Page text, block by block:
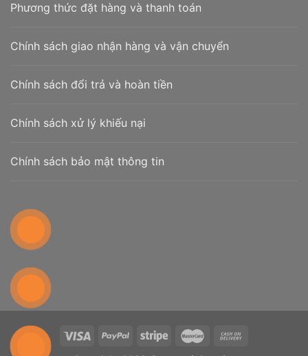
Phương thức đặt hàng và thanh toán
Chính sách giao nhận hàng và vận chuyển
Chính sách đổi trả và hoàn tiền
Chính sách xử lý khiếu nại
Chính sách bảo mật thông tin